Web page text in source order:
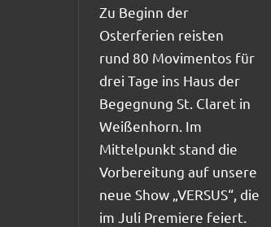
Zu Beginn der
Osterferien reisten
rund 80 Movimentos für
drei Tage ins Haus der
Begegnung St. Claret in
Weißenhorn. Im
Mittelpunkt stand die
Vorbereitung auf unsere
neue Show „VERSUS“, die
im Juli Premiere feiert.